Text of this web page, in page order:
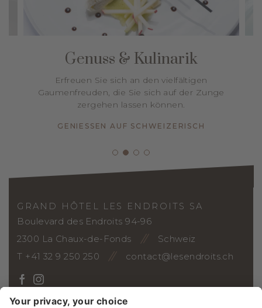
Genuss & Kulinarik
Erfreuen Sie sich an den vielfältigen
Gaumenfreuden, die Sie sich auf der Zunge
zergehen lassen können.
GENIESSEN AUF SCHWEIZERISCH
GRAND HÔTEL LES ENDROITS SA
Boulevard des Endroits 94-96
2300 La Chaux-de-Fonds
Schweiz
T +41 32 9 250 250
contact@lesendroits.ch
ANREISE